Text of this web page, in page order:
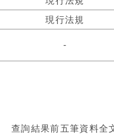
現行法規
-
查詢結果前五筆資料全